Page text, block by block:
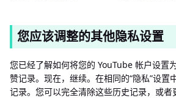
您应该调整的其他隐私设置
您已经了解如何将您的 YouTube 帐户设置
赞记录。现在，继续。在相同的“隐私”设置
记录。您可以完全清除这些历史记录，或